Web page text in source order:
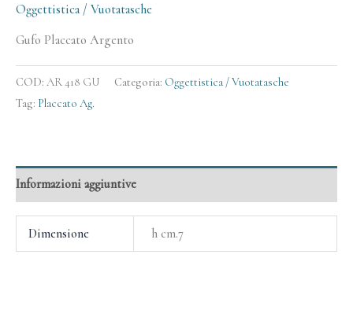
Oggettistica / Vuotatasche
Gufo Placcato Argento
COD: AR 418 GU Categoria: Oggettistica / Vuotatasche
Tag: Placcato Ag.
Informazioni aggiuntive
Dimensione h cm.7